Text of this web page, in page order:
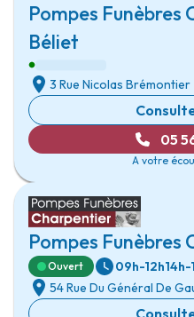
Pompes Funèbres
Béliet
3 Rue Nicolas Brémontier
05
A votre
Pompes Funèbres
Ouvert 09h-12h14h-
54 Rue Du Général De